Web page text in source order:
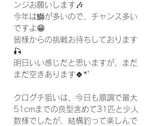
ンジお願いします🎶
今年は鰤が多いので、チャンス多い
ですよ😁
皆様からの挑戦お待ちしております
🎣
明日いい感じだと思いますが、まだ
まだ空きあります🍀*゜
クログチ狙いは、今日も順調で最大
51cmまでの良型含めて31匹と少人
数様でしたが、結構釣って楽しんで